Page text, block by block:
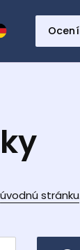
úvodnú stránku.